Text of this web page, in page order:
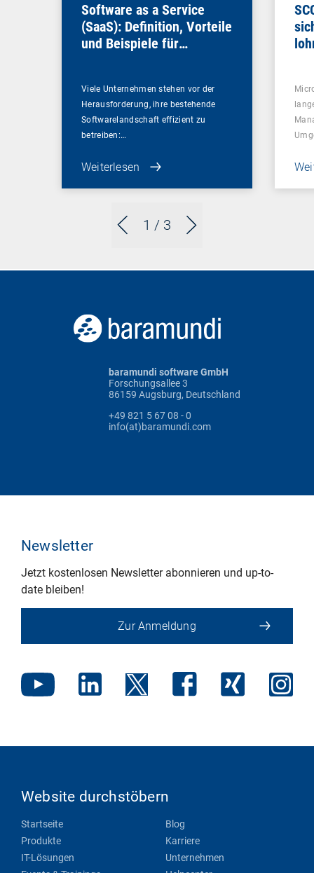
1 / 3
Software as a Service
(SaaS): Definition, Vorteile
und Beispiele für
Viele Unternehmen stehen vor der
Herausforderung, ihre bestehende
Softwarelandschaft effizient zu
betreiben:…
Weiterlesen
baramundi software GmbH
Forschungsallee 3
86159 Augsburg, Deutschland
+49 821 5 67 08 - 0
info(at)baramundi.com
Newsletter
Jetzt kostenlosen Newsletter abonnieren und up-to-
date bleiben!
Zur Anmeldung
Website durchstöbern
Startseite
Produkte
IT-Lösungen
Blog
Karriere
Unternehmen